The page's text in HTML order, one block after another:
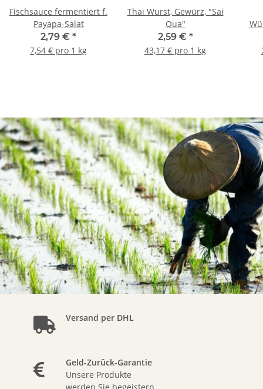
Fischsauce fermentiert f.
Payapa-Salat
2,79 € *
7,54 € pro 1 kg
Thai Wurst, Gewürz, "Sai
Qua"
2,59 € *
43,17 € pro 1 kg
Versand per DHL
Geld-Zurück-Garantie
Unsere Produkte